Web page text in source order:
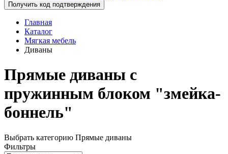
Получить код подтверждения
Главная
Каталог
Мягкая мебель
Диваны
Прямые диваны с
пружинным блоком "змейка-
боннель"
Выбрать категорию Прямые диваны
Фильтры